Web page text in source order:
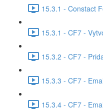
15.3.1 - Constact
15.3.1 - CF7 -
15.3.2 - CF7 -
15.3.3 - CF7 -
15.3.4 - CF7 -